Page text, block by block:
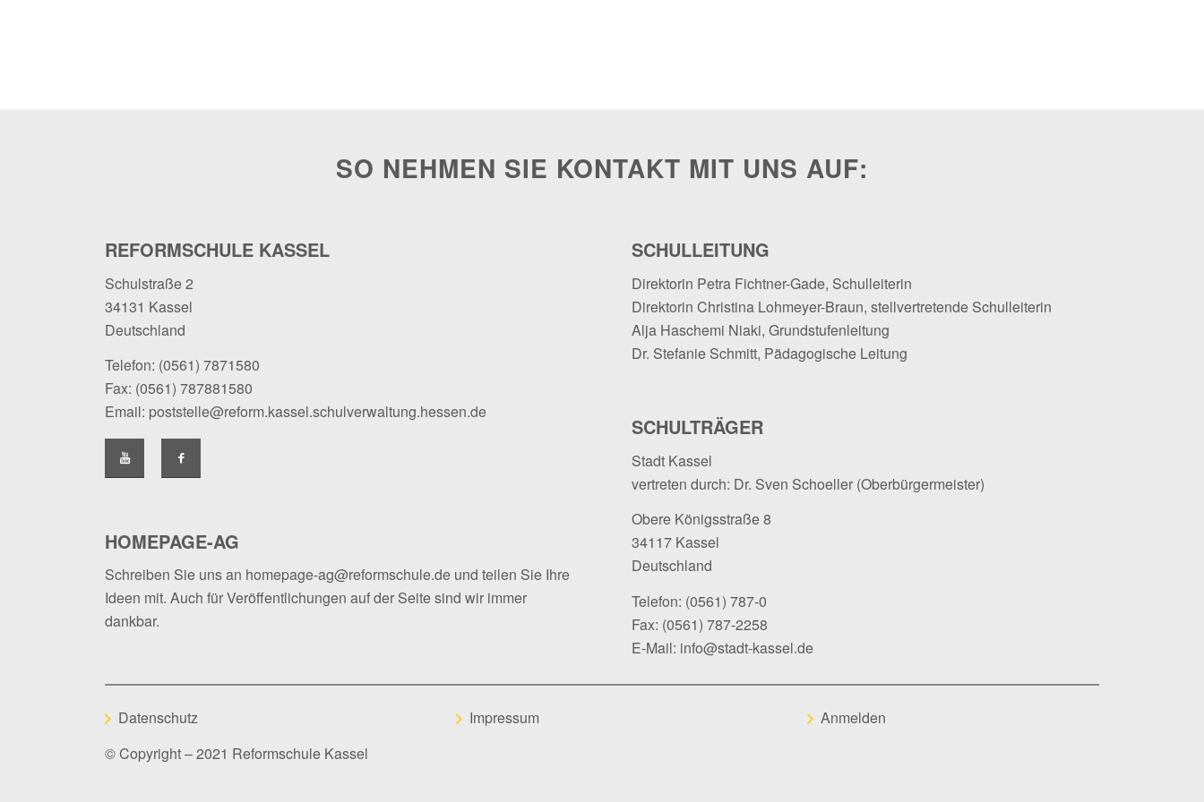
SO NEHMEN SIE KONTAKT MIT UNS AUF:
REFORMSCHULE KASSEL
Schulstraße 2
34131 Kassel
Deutschland
Telefon: (0561) 7871580
Fax: (0561) 787881580
Email: poststelle@reform.kassel.schulverwaltung.hessen.de
HOMEPAGE-AG
Schreiben Sie uns an homepage-ag@reformschule.de und teilen Sie Ihre
Ideen mit. Auch für Veröffentlichungen auf der Seite sind wir immer
dankbar.
SCHULLEITUNG
Direktorin Petra Fichtner-Gade, Schulleiterin
Direktorin Christina Lohmeyer-Braun, stellvertretende Schulleiterin
Alja Haschemi Niaki, Grundstufenleitung
Dr. Stefanie Schmitt, Pädagogische Leitung
SCHULTRÄGER
Stadt Kassel
vertreten durch: Dr. Sven Schoeller (Oberbürgermeister)
Obere Königsstraße 8
34117 Kassel
Deutschland
Telefon: (0561) 787-0
Fax: (0561) 787-2258
E-Mail: info@stadt-kassel.de
Datenschutz Impressum
Anmelden
© Copyright – 2021 Reformschule Kassel